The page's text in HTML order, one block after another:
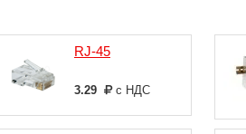
RJ-45
3.29 с НДС